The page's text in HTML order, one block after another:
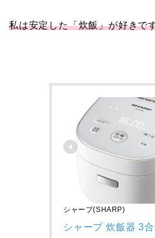
私は安定した「炊飯」が好きで
シャープ(SHARP)
シャープ 炊飯器 3